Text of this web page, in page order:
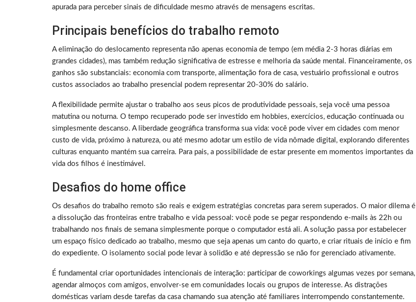
apurada para perceber sinais de dificuldade mesmo através de mensagens escritas.
Principais benefícios do trabalho remoto
A eliminação do deslocamento representa não apenas economia de tempo (em média 2-3 horas diárias em
grandes cidades), mas também redução significativa de estresse e melhoria da saúde mental. Financeiramente, os
ganhos são substanciais: economia com transporte, alimentação fora de casa, vestuário profissional e outros
custos associados ao trabalho presencial podem representar 20-30% do salário.
A flexibilidade permite ajustar o trabalho aos seus picos de produtividade pessoais, seja você uma pessoa
matutina ou noturna. O tempo recuperado pode ser investido em hobbies, exercícios, educação continuada ou
simplesmente descanso. A liberdade geográfica transforma sua vida: você pode viver em cidades com menor
custo de vida, próximo à natureza, ou até mesmo adotar um estilo de vida nômade digital, explorando diferentes
culturas enquanto mantém sua carreira. Para pais, a possibilidade de estar presente em momentos importantes da
vida dos filhos é inestimável.
Desafios do home office
Os desafios do trabalho remoto são reais e exigem estratégias concretas para serem superados. O maior dilema é
a dissolução das fronteiras entre trabalho e vida pessoal: você pode se pegar respondendo e-mails às 22h ou
trabalhando nos finais de semana simplesmente porque o computador está ali. A solução passa por estabelecer
um espaço físico dedicado ao trabalho, mesmo que seja apenas um canto do quarto, e criar rituais de início e fim
do expediente. O isolamento social pode levar à solidão e até depressão se não for gerenciado ativamente.
É fundamental criar oportunidades intencionais de interação: participar de coworkings algumas vezes por semana,
agendar almoços com amigos, envolver-se em comunidades locais ou grupos de interesse. As distrações
domésticas variam desde tarefas da casa chamando sua atenção até familiares interrompendo constantemente.